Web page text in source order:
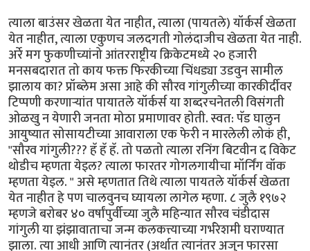
त्याला बाउंसर खेळता येत नाहीत, त्याला (पायतले) यॉर्कर्स खेळता
येत नाहीत, त्याला एकुणच जलदगती गोलंदाजीच खेळता येत नाही.
अर्रे मग फुकणीच्यांनो आंतरराष्ट्रीय क्रिकेटमध्ये २० हजारी
मनसबदारात तो काय फक्त फिरकीच्या चिंधड्या उडवुन सामील
झालाय का? प्रॉब्लेम असा आहे की सौरव गांगुलीच्या कारकीर्दीवर
टिप्पणी करणार्‍यांत पायातले यॉर्कर्स या शब्दरचनेतली विसंगती
ओळखु न येणारी जनता मोठा प्रमाणावर होती. स्वत: पॅड घालुन
आयुष्यात सोसायटीच्या आवाराला एक फेरी न मारलेली लोकं ही,
"सौरव गांगुली??? हॅ हॅ हॅ. तो पळतो त्याला रनिंग बिटवीन द विकेट
थोडीच म्हणता येइल? त्याला फारतर गोगलगायीचा मॉर्निंग वॉक
म्हणता येइल. " असे म्हणतात तिथे त्याला पायतले यॉर्कर्स खेळता
येत नाहीत हे पण चालवुनच घ्यायला लागेल म्हणा. ८ जुलै १९७२
म्हणजे बरोबर ४० वर्षांपुर्वीच्या जुलै महिन्यात सौरव चंडीदास
गांगुली या झंझावाताचा जन्म कलकत्त्याच्या गर्भरेशमी घराण्यात
झाला. त्या आधी आणि त्यानंतर (अर्थात त्यानंतर अजुन फारसा